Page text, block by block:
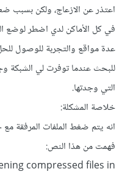
اعتذر عن الازعاج، ولكن بسبب
في كل الأماكن لدي اضطر لوضع
عدة مواقع والتجربة للوصول
للبحث عندما توفرت لي الشبكة
التي وجدتها.
خلاصة المشكلة:
فهمت من هذا النص:
compressed files in